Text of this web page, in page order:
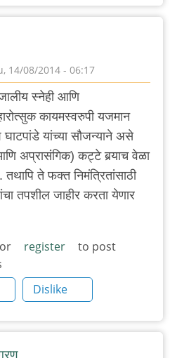
14/08/2014 - 06:17
स्नेही आणि
कायमस्वरुपी यजमान
यांच्या सौजन्याने असे
अप्रासंगिक) कट्टे बर्‍याच वेळा
ते फक्त निमंत्रितांसाठी
तपशील जाहीर करता येणार
or register
to post
Dislike